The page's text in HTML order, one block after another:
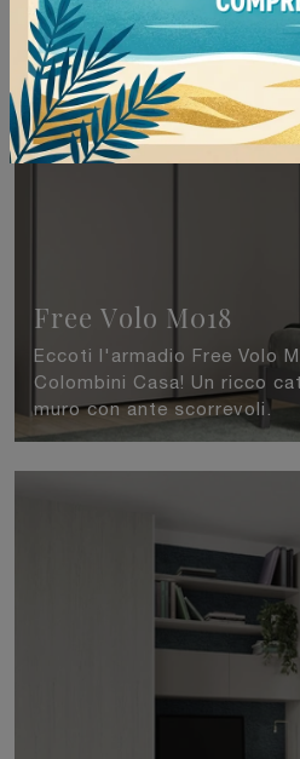
Free Volo M018
Eccoti l'armadio Free Volo
Colombini Casa! Un ricco
muro con ante scorrevoli.